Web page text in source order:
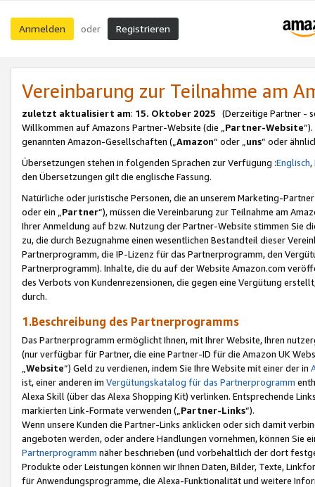
Anmelden oder Registrieren
Vereinbarung zur Teilnahme am
zuletzt aktualisiert am: 15. Oktober 2025 (Derzeitige Partner -
Willkommen auf Amazons Partner-Website (die „Partner-Website
genannten Amazon-Gesellschaften („Amazon“ oder „uns“ oder
Übersetzungen stehen in folgenden Sprachen zur Verfügung :Englisch,
den Übersetzungen gilt die englische Fassung.
Natürliche oder juristische Personen, die an unserem Marketing-
oder ein „Partner“), müssen die Vereinbarung zur Teilnahme am
Ihrer Anmeldung auf bzw. Nutzung der Partner-Website stimmen Sie
zu, die durch Bezugnahme einen wesentlichen Bestandteil dieser
Partnerprogramm, die IP-Lizenz für das Partnerprogramm, den
Partnerprogramm). Inhalte, die du auf der Website Amazon.com
des Verbots von Kundenrezensionen, die gegen eine Vergütung
durch.
1.Beschreibung des Partnerprogramms
Das Partnerprogramm ermöglicht Ihnen, mit Ihrer Website, Ihren
(nur verfügbar für Partner, die eine Partner-ID für die Amazon UK
Website“) Geld zu verdienen, indem Sie Ihre Website mit einer der in
ist, einer anderen im Vergütungskatalog für das Partnerprogramm
Alexa Skill (über das Alexa Shopping Kit) verlinken. Entsprechende
markierten Link-Formate verwenden („ Partner-Links“).
Wenn unsere Kunden die Partner-Links anklicken oder sich damit
angeboten werden, oder andere Handlungen vornehmen, können Sie
Partnerprogramm näher beschrieben (und vorbehaltlich der dort
Produkte oder Leistungen können wir Ihnen Daten, Bilder, Texte,
für Anwendungsprogramme, die Alexa-Funktionalität und weitere